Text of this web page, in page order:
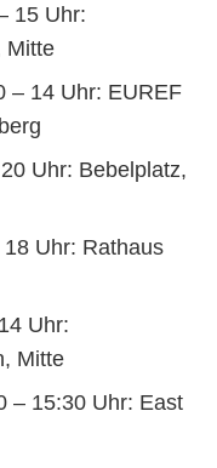
15 Uhr:
Mitte
– 14 Uhr: EUREF
Uhr: Bebelplatz,
Uhr: Rathaus
Uhr:
Mitte
– 15:30 Uhr: East